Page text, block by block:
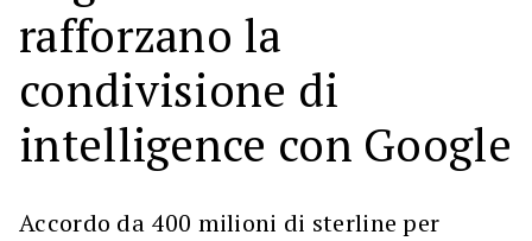
rafforzano la
condivisione di
intelligence con Google
Accordo da 400 milioni di sterline per